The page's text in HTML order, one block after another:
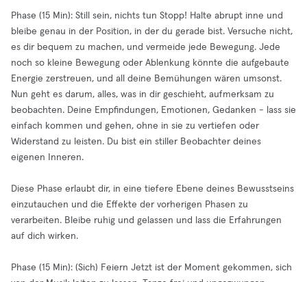
Phase (15 Min): Still sein, nichts tun Stopp! Halte abrupt inne und
bleibe genau in der Position, in der du gerade bist. Versuche nicht,
es dir bequem zu machen, und vermeide jede Bewegung. Jede
noch so kleine Bewegung oder Ablenkung könnte die aufgebaute
Energie zerstreuen, und all deine Bemühungen wären umsonst.
Nun geht es darum, alles, was in dir geschieht, aufmerksam zu
beobachten. Deine Empfindungen, Emotionen, Gedanken - lass sie
einfach kommen und gehen, ohne in sie zu vertiefen oder
Widerstand zu leisten. Du bist ein stiller Beobachter deines
eigenen Inneren.
Diese Phase erlaubt dir, in eine tiefere Ebene deines Bewusstseins
einzutauchen und die Effekte der vorherigen Phasen zu
verarbeiten. Bleibe ruhig und gelassen und lass die Erfahrungen
auf dich wirken.
Phase (15 Min): (Sich) Feiern Jetzt ist der Moment gekommen, sich